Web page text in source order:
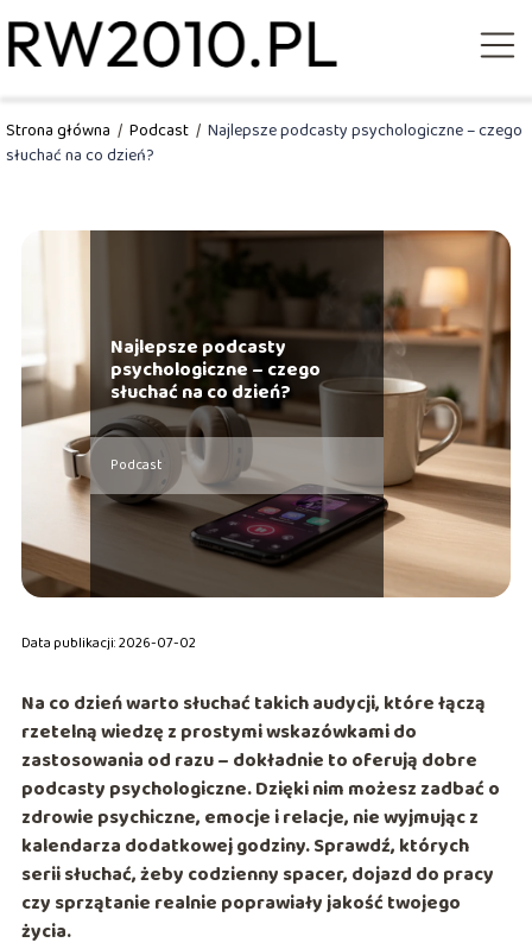
Strona główna / Podcast / Najlepsze podcasty psychologiczne – czego
słuchać na co dzień?
Najlepsze podcasty
psychologiczne – czego
słuchać na co dzień?
Podcast
Data publikacji: 2026-07-02
Na co dzień warto słuchać takich audycji, które łączą
rzetelną wiedzę z prostymi wskazówkami do
zastosowania od razu – dokładnie to oferują dobre
podcasty psychologiczne. Dzięki nim możesz zadbać o
zdrowie psychiczne, emocje i relacje, nie wyjmując z
kalendarza dodatkowej godziny. Sprawdź, których
serii słuchać, żeby codzienny spacer, dojazd do pracy
czy sprzątanie realnie poprawiały jakość twojego
życia.